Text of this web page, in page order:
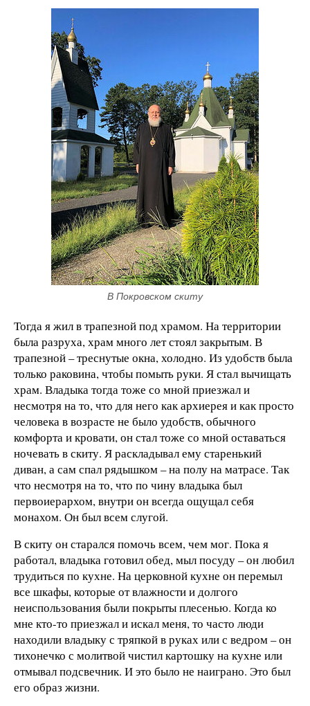
В Покровском скиту
Тогда я жил в трапезной под храмом. На территории
была разруха, храм много лет стоял закрытым. В
трапезной – треснутые окна, холодно. Из удобств была
только раковина, чтобы помыть руки. Я стал вычищать
храм. Владыка тогда тоже со мной приезжал и
несмотря на то, что для него как архиерея и как просто
человека в возрасте не было удобств, обычного
комфорта и кровати, он стал тоже со мной оставаться
ночевать в скиту. Я раскладывал ему старенький
диван, а сам спал рядышком – на полу на матрасе. Так
что несмотря на то, что по чину владыка был
первоиерархом, внутри он всегда ощущал себя
монахом. Он был всем слугой.
В скиту он старался помочь всем, чем мог. Пока я
работал, владыка готовил обед, мыл посуду – он любил
трудиться по кухне. На церковной кухне он перемыл
все шкафы, которые от влажности и долгого
неиспользования были покрыты плесенью. Когда ко
мне кто-то приезжал и искал меня, то часто люди
находили владыку с тряпкой в руках или с ведром – он
тихонечко с молитвой чистил картошку на кухне или
отмывал подсвечник. И это было не наиграно. Это был
его образ жизни.